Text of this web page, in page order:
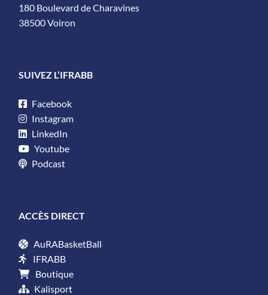
180 Boulevard de Charavines
38500 Voiron
SUIVEZ L’IFRABB
Facebook
Instagram
LinkedIn
Youtube
Podcast
ACCÈS DIRECT
AuRABasketBall
IFRABB
Boutique
Kalisport